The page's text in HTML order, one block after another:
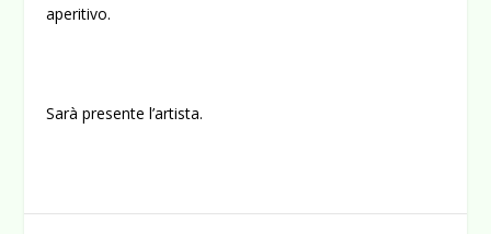
aperitivo.
Sarà presente l’artista.